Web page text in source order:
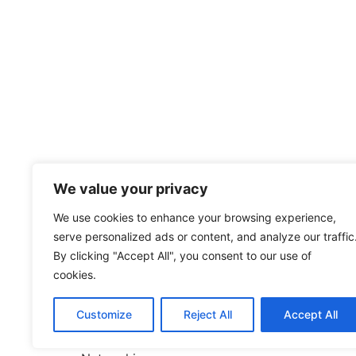
We value your privacy
We use cookies to enhance your browsing experience,
serve personalized ads or content, and analyze our
By clicking "Accept All", you consent to our use of
cookies.
Customize Reject All Accept All
«Campus-Rallye XXL